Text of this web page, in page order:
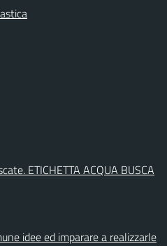
ETICHETTA ACQUA BUSCA
idee ed imparare a realizzarle